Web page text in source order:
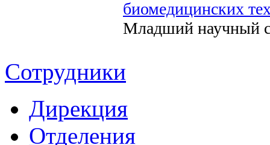
биомедицинских
Младший научный
Сотрудники
Дирекция
Отделения